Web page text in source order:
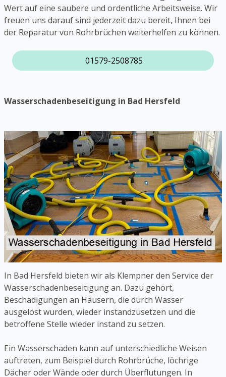
Wert auf eine saubere und ordentliche Arbeitsweise. Wir
freuen uns darauf sind jederzeit dazu bereit, Ihnen bei
der Reparatur von Rohrbrüchen weiterhelfen zu können.
01579-2508785
Wasserschadenbeseitigung in Bad Hersfeld
In Bad Hersfeld bieten wir als Klempner den Service der
Wasserschadenbeseitigung an. Dazu gehört,
Beschädigungen an Häusern, die durch Wasser
ausgelöst wurden, wieder instandzusetzen und die
betroffene Stelle wieder instand zu setzen.
Ein Wasserschaden kann auf unterschiedliche Weisen
auftreten, zum Beispiel durch Rohrbrüche, löchrige
Dächer oder Wände oder durch Überflutungen. In